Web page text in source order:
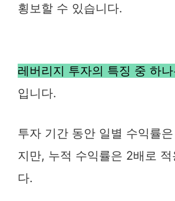
횡보할 수 있습니다.
레버리지 투자의 특징 중 하
입니다.
투자 기간 동안 일별 수익률
지만, 누적 수익률은 2배로 적
다.